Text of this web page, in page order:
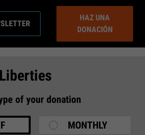
HAZ UNA
DONACIÓN
Liberties
of your donation
MONTHLY